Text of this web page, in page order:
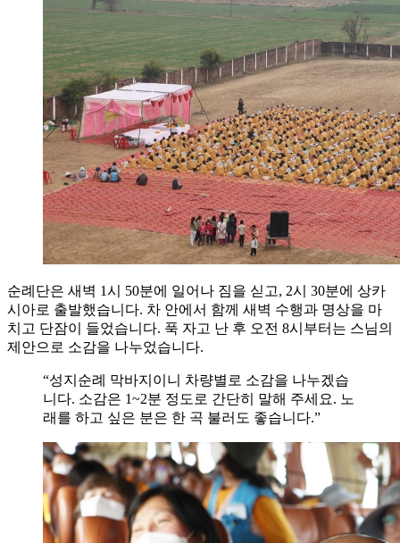
순례단은 새벽 1시 50분에 일어나 짐을 싣고, 2시 30분에 상카
시아로 출발했습니다. 차 안에서 함께 새벽 수행과 명상을 마
치고 단잠이 들었습니다. 푹 자고 난 후 오전 8시부터는 스님의
제안으로 소감을 나누었습니다.
“성지순례 막바지이니 차량별로 소감을 나누겠습
니다. 소감은 1~2분 정도로 간단히 말해 주세요. 노
래를 하고 싶은 분은 한 곡 불러도 좋습니다.”